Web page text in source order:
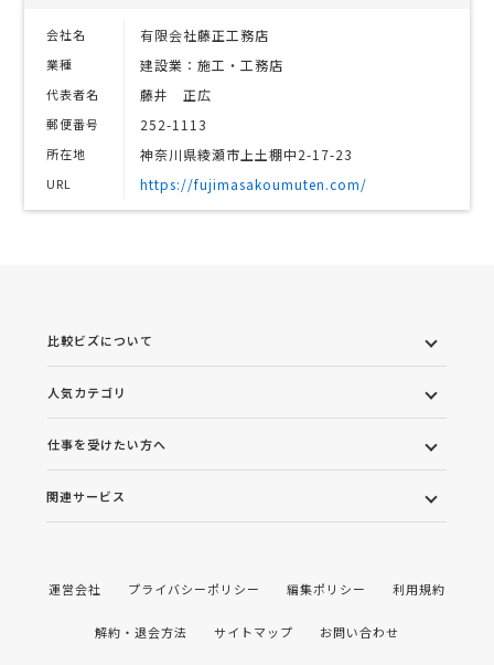
会社名 有限会社藤正工務店
業種 建設業：施工・工務店
代表者名 藤井 正広
郵便番号 252-1113
所在地 神奈川県綾瀬市上土棚中2-17-23
URL https://fujimasakoumuten.com/
比較ビズについて
人気カテゴリ
仕事を受けたい方へ
関連サービス
運営会社 プライバシーポリシー 編集ポリシー 利用規約
解約・退会方法 サイトマップ お問い合わせ